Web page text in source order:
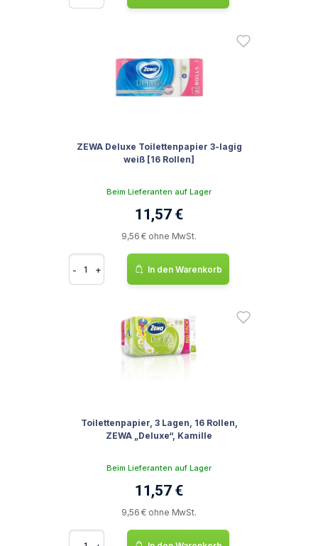
ZEWA Deluxe Toilettenpapier 3-lagig
weiß [16 Rollen]
Beim Lieferanten auf Lager
11,57 €
9,56 € ohne MwSt.
- + In den Warenkorb
Toilettenpapier, 3 Lagen, 16 Rollen,
ZEWA „Deluxe“, Kamille
Beim Lieferanten auf Lager
11,57 €
9,56 € ohne MwSt.